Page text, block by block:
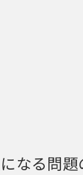
なる問